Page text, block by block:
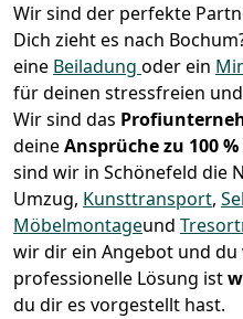
Wir sind der perfekte
Dich zieht es nach
eine Beiladung oder ein
für deinen stressfreien
Wir sind das
deineAnsprüche zu 100
sind wir in Schönefeld die
Umzug, Kunsttransport,
Möbelmontageund
wir dir ein Angebot und du
professionelle Lösung ist
du dir es vorgestellt hast.